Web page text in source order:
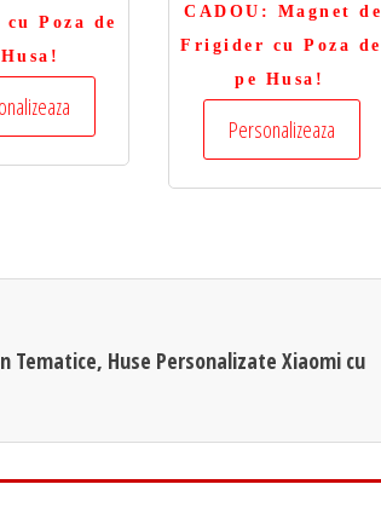
Poza de
CADOU : Magnet de
Frigider cu Poza de
pe Husa!
Personalizeaza
Tematice, Huse Personalizate Xiaomi cu